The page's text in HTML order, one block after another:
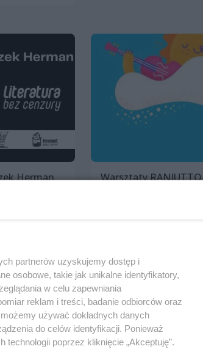
Herman Warsztaty RANIUTTO
Filharmonia im.
partnerów uzyskujemy dostęp i
osobowe, takie jak unikalne identyfikatory,
w celu zapewniania
reklam i treści, badanie odbiorców oraz
używać dokładnych danych
do celów identyfikacji. Ponieważ
poprzez kliknięcie „Akceptuję”.